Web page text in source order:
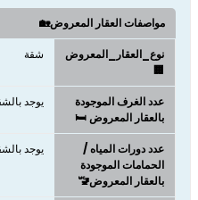
مواصفات العقار المعروض🏡
نوع_العقار_المعروض
🏢
شقة
عدد الغرف الموجودة
بالعقار المعروض 🛏️
يوجد بالشقة 2
عدد دورات المياه /
الحمامات الموجودة
بالعقار المعروض🚾
يوجد بالشقة 1